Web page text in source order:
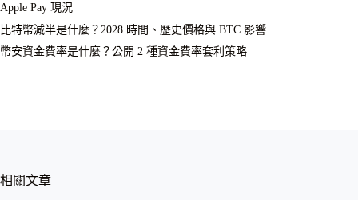
Apple Pay 現況
比特幣減半是什麼？2028 時間、歷史價格與 BTC 影響
幣安資金費率是什麼？公開 2 種資金費率套利策略
相關文章